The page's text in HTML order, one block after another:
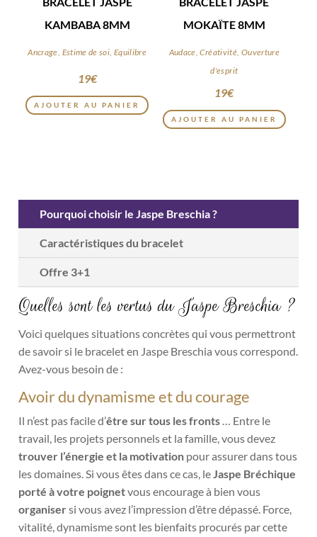
KAMBABA 8MM
Ancrage, Estime de soi, Equilibre
19€
AJOUTER AU PANIER
MOKAÏTE 8MM
Audace, Créativité, Ouverture
d'esprit
19€
AJOUTER AU PANIER
Pourquoi choisir le Jaspe Breschia ?
Caractéristiques du bracelet
Offre 3+1
Quelles sont les vertus du Jaspe Breschia ?
Voici quelques situations concrètes qui vous permettront
de savoir si le bracelet en Jaspe Breschia vous correspond.
Avez-vous besoin de :
Avoir du dynamisme et du courage
Il n’est pas facile d’être sur tous les fronts … Entre le
travail, les projets personnels et la famille, vous devez
trouver l’énergie et la motivation pour assurer dans tous
les domaines. Si vous êtes dans ce cas, leJaspe Bréchique
porté à votre poignetvous encourage à bien vous
organisersi vous avez l’impression d’être dépassé. Force,
vitalité, dynamisme sont les bienfaits procurés par cette